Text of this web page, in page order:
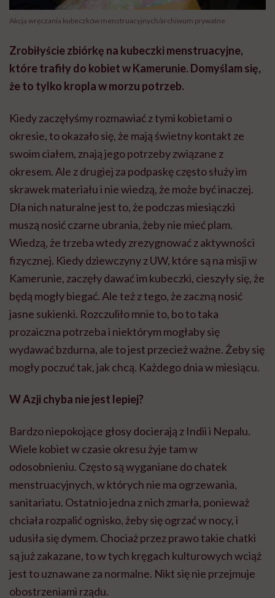
Akcja wręczania kubeczków menstruacyjnych/archiwum prywatne
Zrobiłyście zbiórkę na kubeczki menstruacyjne,
które trafiły do kobiet w Kamerunie. Domyślam się,
że to tylko kropla w morzu potrzeb.
Kiedy zaczęłyśmy rozmawiać z tymi kobietami o
okresie, to okazało się, że mają świetny kontakt ze
swoim ciałem, znają jego potrzeby związane z
okresem. Ale z drugiej za podpaskę często służy im
skrawek materiału i nie wiedzą, że może być inaczej.
Dla nich naturalne jest to, że podczas miesiączki
muszą nosić czarne ubrania, żeby nie mieć plam.
Wiedzą, że trzeba wtedy zrezygnować z aktywności
fizycznej. Kiedy dziewczyny z UW, które są na misji w
Kamerunie, zaczęły dawać im kubeczki, cieszyły się, że
będą mogły biegać. Ale też z tego, że zaczną nosić
jasne sukienki. Rozczuliło mnie to, bo to taka
prozaiczna potrzeba i niektórym mogłaby się
wydawać bzdurna, ale to jest przecież ważne. Żeby się
mogły poczuć tak, jak chcą. Każdego dnia w miesiącu.
W Azji chyba nie jest lepiej?
Bardzo niepokojące głosy docierają z Indii i Nepalu.
Wiele kobiet w czasie okresu żyje tam w
odosobnieniu. Często są wyganiane do chatek
menstruacyjnych, w których nie ma ogrzewania,
sanitariatu. Ostatnio jedna z nich zmarła, ponieważ
chciała rozpalić ognisko, żeby się ogrzać w nocy, i
udusiła się dymem. Chociaż przez prawo takie chatki
są już zakazane, to w tych kręgach kulturowych wciąż
jest to uznawane za normalne. Nikt się nie przejmuje
obostrzeniami rządu.